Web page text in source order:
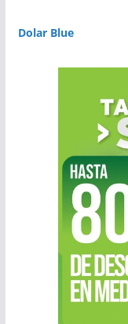
Dolar Blue